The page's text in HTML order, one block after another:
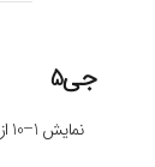
جی5
نمایش 1–10 از 55 نتیجه